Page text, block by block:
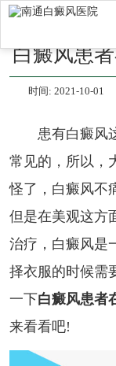
白癜风患
时间: 2021-10-01
患有白癜风这
常见的，所以，
怪了，白癜风不
但是在美观这方
治疗，白癜风是
择衣服的时候需
一下白癜风患者
来看看吧!